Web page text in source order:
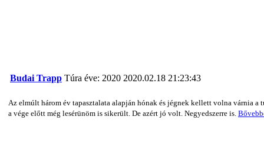
Budai Trapp Túra éve: 2020 2020.02.18 21:23:43
Az elmúlt három év tapasztalata alapján hónak és jégnek kellett volna várnia
a vége előtt még lesérünöm is sikerült. De azért jó volt. Negyedszerre is.